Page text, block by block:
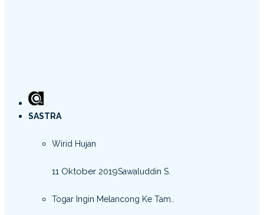
SASTRA
Wirid Hujan
11 Oktober 2019Sawaluddin S.
Togar Ingin Melancong Ke Tam..